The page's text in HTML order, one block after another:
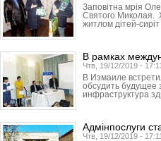
Заповітна мрія
Святого Миколая.
житлом дітей-сиріт
В рамках
Чтв, 19/12/2019 -
В Измаиле
обсудить будущее
инфраструктура
Адмінпослуги
Чтв, 19/12/2019 - 17:11